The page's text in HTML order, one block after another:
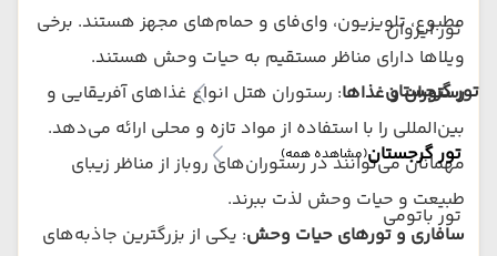
تور ایروان
تور گرجستان
تور گرجستان(مشاهده همه)
تور باتومی
مطبوع، تلویزیون، وای‌فای و حمام‌های مجهز هستند. برخی
ویلاها دارای مناظر مستقیم به حیات وحش هستند.
رستوران و غذاها: رستوران هتل انواع غذاهای آفریقایی و
بین‌المللی را با استفاده از مواد تازه و محلی ارائه می‌دهد.
مهمانان می‌توانند در رستوران‌های روباز از مناظر زیبای
طبیعت و حیات وحش لذت ببرند.
سافاری و تورهای حیات وحش: یکی از بزرگترین جاذبه‌های